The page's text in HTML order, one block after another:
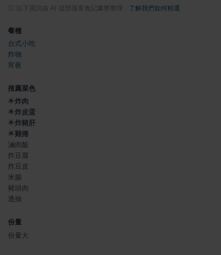
以下資訊由 AI 從部落客食記彙整整理 了解我們如何精選
餐種
台式小吃
炸物
宵夜
推薦菜色
🌟炸肉
🌟炸皮蛋
🌟炸豬肝
🌟雞捲
滷肉飯
炸豆腐
炸豆皮
米腸
豬頭肉
透抽
份量
份量大